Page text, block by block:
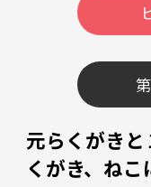
元らくがき
くがき、ねこ